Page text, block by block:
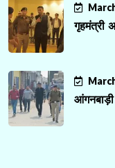
गृहमंत्री